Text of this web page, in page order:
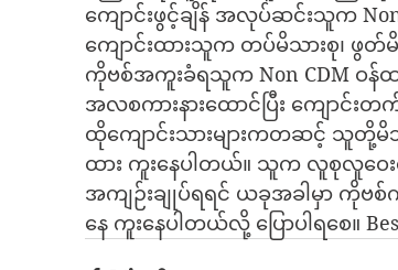
ကျောင်းဖွင့်ချိန် အလုပ်ဆင်းသူက
ကျောင်းထားသူက တပ်မိသားစု၊ ဖွတ်မိ
ကိုဗစ်အကူးခံရသူက Non CDM ဝန်ထ
အလစကားနားထောင်ပြီး ကျောင်းတက်
ထိုကျောင်းသားများကတဆင့် သူတို့မိ
ထား ကူးနေပါတယ်။ သူက လူစုလူဝေးက
အကျဉ်းချုပ်ရရင် ယခုအခါမှာ ကိုဗ
နေ ကူးနေပါတယ်လို့ ပြောပါရစေ။